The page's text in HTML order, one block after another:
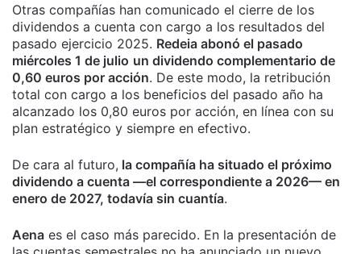
Otras compañías han comunicado el cierre de los
dividendos a cuenta con cargo a los resultados del
pasado ejercicio 2025. Redeia abonó el pasado
miércoles 1 de julio un dividendo complementario de
0,60 euros por acción. De este modo, la retribución
total con cargo a los beneficios del pasado año ha
alcanzado los 0,80 euros por acción, en línea con su
plan estratégico y siempre en efectivo.
De cara al futuro, la compañía ha situado el próximo
dividendo a cuenta —el correspondiente a 2026— en
enero de 2027, todavía sin cuantía.
Aena es el caso más parecido. En la presentación de